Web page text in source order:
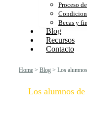
Proceso
Becas y
Blog
Recursos
Contacto
Home> Blog> Los
Los alumnos